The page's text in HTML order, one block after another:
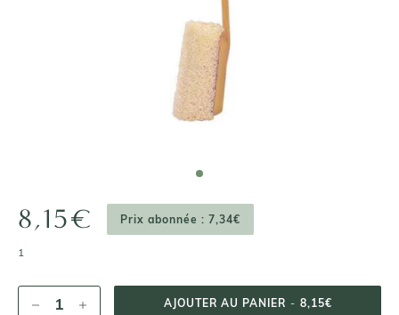
8,15€ Prix abonnée : 7,34€
1
AJOUTER AU PANIER - 8,15€